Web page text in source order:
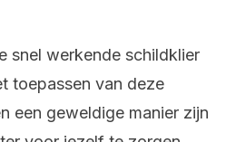
snel werkende schildklier
toepassen van deze
een geweldige manier zijn